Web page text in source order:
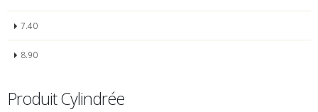
7.40
8.90
Produit Cylindrée